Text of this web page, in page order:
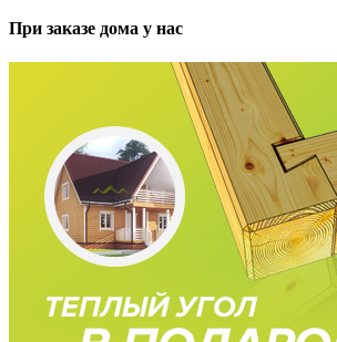
При заказе дома у нас